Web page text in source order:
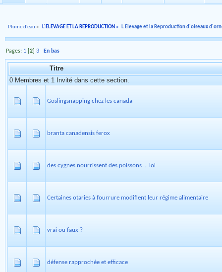
Plume d'eau » L'ELEVAGE ET LA REPRODUCTION » L Elevage et la Reproduction d'oiseaux
Pages: 1 [2 ]3 En bas
Titre
0 Membres et 1 Invité dans cette section.
Goslingsnapping chez les canada
branta canadensis ferox
des cygnes nourrissent des poissons ... lol
Certaines otaries à fourrure modifient leur régime alimentaire
vrai ou faux ?
défense rapprochée et efficace